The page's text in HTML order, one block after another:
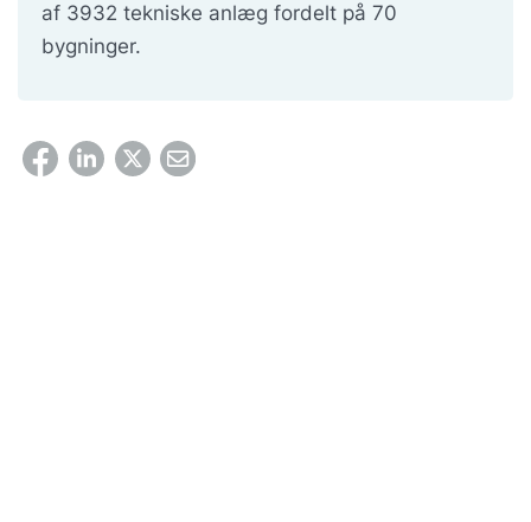
af 3932 tekniske anlæg fordelt på 70
bygninger.